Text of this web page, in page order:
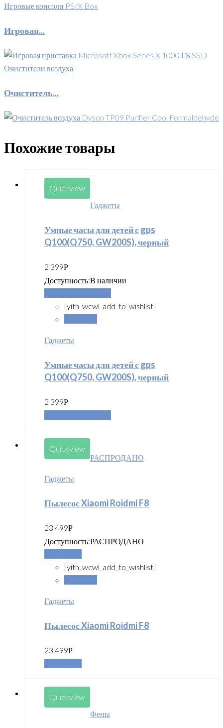
Игровые консоли PS/X Box
Игровая...
Очистители воздуха
Очиститель...
Похожие товары
Quickview
Гаджеты
Умные часы для детей с gps
Q100(Q750, GW200S), черный
2 399Р
Доступность:В наличии
[yith_wcwl_add_to_wishlist]
Гаджеты
Умные часы для детей с gps
Q100(Q750, GW200S), черный
2 399Р
Quickview
РАСПРОДАНО
Гаджеты
Пылесос Xiaomi Roidmi F8
23 499Р
Доступность:РАСПРОДАНО
[yith_wcwl_add_to_wishlist]
Гаджеты
Пылесос Xiaomi Roidmi F8
23 499Р
Quickview
Фены